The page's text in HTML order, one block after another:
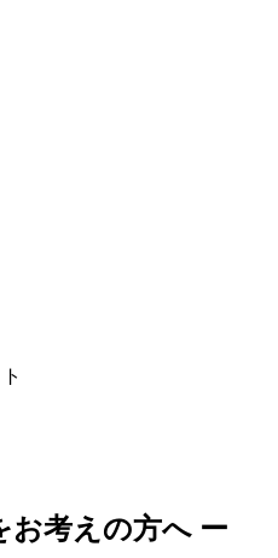
お考えの方へ ー